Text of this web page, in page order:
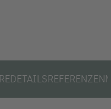
DETAILSREFERENZEN